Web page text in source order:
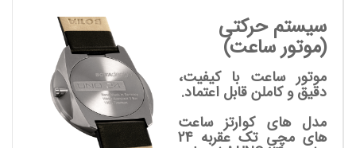
سیستم حرکتی
(موتور ساعت)
موتور ساعت با کیفیت،
دقیق و کاملن قابل اعتماد.
مدل های کوارتز ساعت
های مچی تک عقربه 24